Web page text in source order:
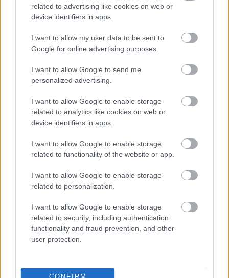
related to advertising like cookies on web or
device identifiers in apps.
I want to allow my user data to be sent to
Google for online advertising purposes.
I want to allow Google to send me
personalized advertising.
I want to allow Google to enable storage
related to analytics like cookies on web or
device identifiers in apps.
I want to allow Google to enable storage
related to functionality of the website or app.
I want to allow Google to enable storage
related to personalization.
I want to allow Google to enable storage
related to security, including authentication
functionality and fraud prevention, and other
user protection.
Πέμπτη, 04 Απριλίου 2024, 13:45
Υγείας την Κυριακή στον Εύοσμο Θεσσαλονίκης
Έξι σπίτια πρόληψης και ενημέρωσης για διαβήτη, διατροφή,
υπέρταση, άνοια, υποβοηθούμενη παραγωγή και
εθελοντισμό, με αφορμή την Παγκόσμια Ημέρα Υγείας.